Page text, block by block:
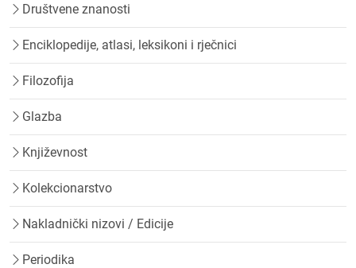
Društvene znanosti
Enciklopedije, atlasi, leksikoni i rječnici
Filozofija
Glazba
Književnost
Kolekcionarstvo
Nakladnički nizovi / Edicije
Periodika